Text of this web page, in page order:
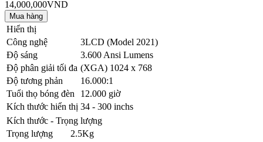
14,000,000VND
Hiển thị
Công nghệ
3LCD (Model 2021)
Độ sáng
3.600 Ansi Lumens
Độ phân giải tối đa (XGA) 1024 x 768
Độ tương phản
16.000:1
Tuổi thọ bóng đèn
12.000 giờ
Kích thước hiển thị 34 - 300 inchs
Kích thước - Trọng lượng
Trọng lượng
2.5Kg